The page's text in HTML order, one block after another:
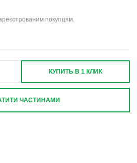
покупцям.
КУПИТЬ В 1 КЛИК
ЧАСТИНАМИ